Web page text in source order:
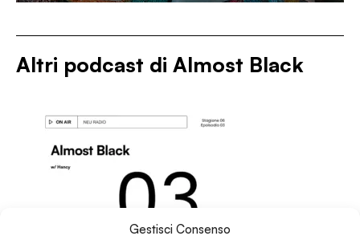
Gestisci Consenso
Altri podcast di Almost Black